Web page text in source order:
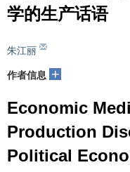
学的生产话语
朱江丽
作者信息 +
Economic
Production
Political